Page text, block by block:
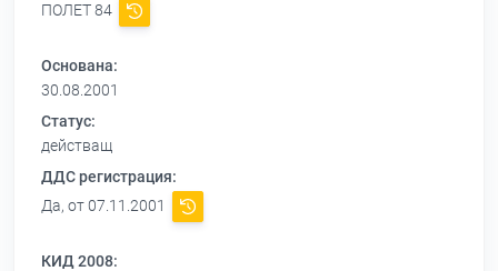
ПОЛЕТ 84
Основана:
30.08.2001
Статус:
действащ
ДДС регистрация:
Да, от 07.11.2001
КИД 2008: